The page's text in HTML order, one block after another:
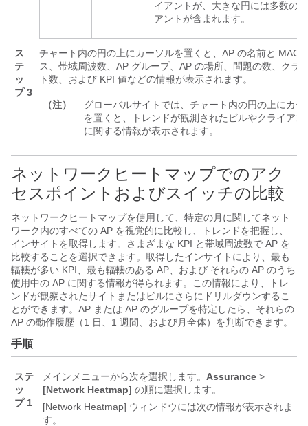
イアントが、大きな円には多数の
アントが含まれます。
ス
テ
ッ
プ 3
チャート内の円の上にカーソルを置くと、AP の名前と MAC
ス、帯域周波数、AP グループ、AP の場所、問題の数、クラ
ト数、および KPI 値などの情報が表示されます。
（注）
グローバルサイトでは、チャート内の円の上にカー
を置くと、トレンドが観測されたビルやクライアン
に関する情報が表示されます。
ネットワークヒートマップでのアク
セスポイントおよびスイッチの比較
ネットワークヒートマップを使用して、特定の月に関してネット
ワーク内のすべての AP を視覚的に比較し、トレンドを把握し、
インサイトを取得します。さまざまな KPI と帯域周波数で AP を
比較することを選択できます。取得したインサイトにより、最も
輻輳が多い KPI、最も輻輳のある AP、および それらの AP のうち
使用中の AP に関する情報が得られます。この情報により、トレ
ンドが観察されたサイトまたはビルにさらにドリルダウンするこ
とができます。AP または AP のグループを特定したら、それらの
AP の動作履歴（1 日、1 週間、および月全体）を判断できます。
手順
ステ
ッ
プ 1
メインメニューから次を選択します。 Assurance >
[Network Heatmap] の順に選択します。
[Network Heatmap] ウィンドウには次の情報が表示されま
す。